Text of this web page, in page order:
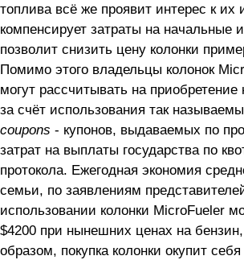
топлива всё же проявит интерес к их
компенсирует затраты на начальные
позволит снизить цену колонки
Помимо этого владельцы колонок
могут рассчитывать на приобретение
за счёт использования так
coupons - купонов, выдаваемых по
затрат на выплаты государства по
протокола. Ежегодная экономия
семьи, по заявлениям
использовании колонки MicroFueler
$4200 при нынешних ценах на
образом, покупка колонки окупит